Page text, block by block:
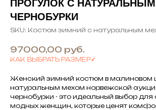
ПРОГУЛОК С
ЧЕРНОБУРКИ
SKU: Костюм зимний с натуральным
97000,00 руб.
КАК ВЫБРАТЬ РАЗМЕР✔
Женский зимний костюм в малиновом
натуральным мехом норвежской
чернобурки - это идеальный выбор для
модных женщин, которые ценят